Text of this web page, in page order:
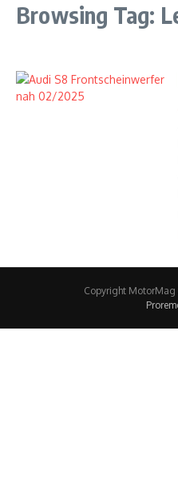
CDE 2026:
Browsing Tag:
Copyright